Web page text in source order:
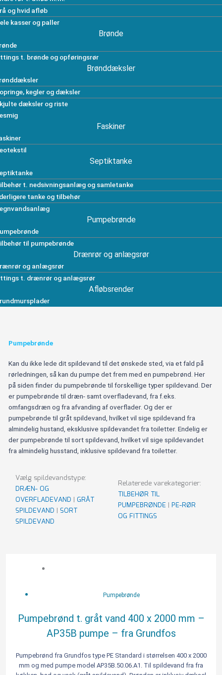
og hvid afløb
kasser og paller
Brønde
t. brønde og opføringsrør
Brønddæksler
kegler og dæksler
dæksler og riste
Faskiner
Septiktanke
t. nedsivningsanlæg og samletanke
tanke og tilbehør
Pumpebrønde
til pumpebrønde
Drænrør og anlægsrør
og anlægsrør
t. drænrør og anlægsrør
Afløbsrender
Pumpebrønde
Kan du ikke lede dit spildevand til det ønskede sted, via et fald på
rørledningen, så kan du pumpe det frem med en pumpebrønd. Her
på siden finder du pumpebrønde til forskellige typer spildevand. Der
er pumpebrønde til dræn- samt overfladevand, fra f.eks.
omfangsdræn og fra afvanding af overflader. Og der er
pumpebrønde til gråt spildevand, hvilket vil sige spildevand fra
almindelig hustand, eksklusive spildevandet fra toiletter. Endelig er
der pumpebrønde til sort spildevand, hvilket vil sige spildevandet
fra almindelig husstand, inklusive spildevand fra toiletter.
Vælg spildevandstype:
DRÆN- OG
OVERFLADEVAND | GRÅT
SPILDEVAND | SORT
SPILDEVAND
Relaterede varekategorier:
TILBEHØR TIL
PUMPEBRØNDE | PE-RØR
OG FITTINGS
Pumpebrønde
Pumpebrønd t. gråt vand 400 x 2000 mm –
AP35B pumpe – fra Grundfos
Pumpebrønd fra Grundfos type PE Standard i størrelsen 400 x 2000
mm og med pumpe model AP35B.50.06.A1. Til spildevand fra fra
2000
mm
AP35B
pumpe